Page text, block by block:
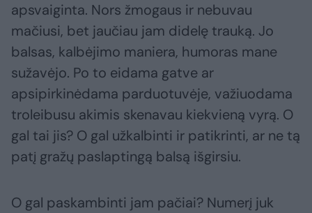
apsvaiginta. Nors žmogaus ir nebuvau
mačiusi, bet jaučiau jam didelę trauką. Jo
balsas, kalbėjimo maniera, humoras mane
sužavėjo. Po to eidama gatve ar
apsipirkinėdama parduotuvėje, važiuodama
troleibusu akimis skenavau kiekvieną vyrą. O
gal tai jis? O gal užkalbinti ir patikrinti, ar ne tą
patį gražų paslaptingą balsą išgirsiu.
O gal paskambinti jam pačiai? Numerį juk